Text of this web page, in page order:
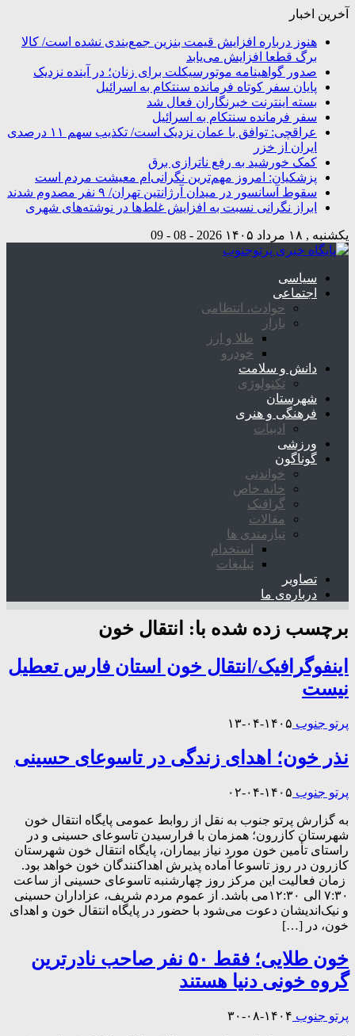
آخرین اخبار
هنوز درباره افزایش قیمت بنزین جمع‌بندی نشده است/ کالا
برگ قطعا افزایش می‌یابد
صدور گواهینامه موتورسیکلت برای زنان؛ در آینده نزدیک
پایان سفر کوتاه فرمانده سنتکام به اسرائیل
بسته اینترنت خبرنگاران فعال شد
سفر فرمانده سنتکام به اسرائیل
عراقچی: توافق با عمان نزدیک است/ تکذیب سهم ۱۱ درصدی
ایران از خزر
کمک خورشید به رفع ناترازی برق
پزشکیان: امروز مهم‌ترین نگرانی‌ام معیشت مردم است
سقوط آسانسور در میدان آرژانتین تهران/ ۹ نفر مصدوم شدند
ابراز نگرانی نسبت به افزایش غلط‌ها در نوشته‌های شهری
یکشنبه , ۱۸ مرداد ۱۴۰۵ 2026 - 08 - 09
سیاسی
اجتماعی
حوادث، انتظامی
بازار
طلا و ارز
خودرو
دانش و سلامت
تکنولوژی
شهرستان
فرهنگی و هنری
ادبیات
ورزشی
گوناگون
خواندنی
خانه خاص
گرافیک
مقالات
نیازمندی ها
استخدام
تبلیغات
تصاویر
درباره‌ی ما
برچسب زده شده با:
انتقال خون
اینفوگرافیک/انتقال خون استان فارس تعطیل
نیست
پرتو جنوب ۱۴۰۵-۰۴-۱۳
نذر خون؛ اهدای زندگی در تاسوعای حسینی
پرتو جنوب ۱۴۰۵-۰۴-۰۲
به گزارش پرتو جنوب به نقل از روابط عمومی پایگاه انتقال خون
شهرستان کازرون؛ همزمان با فرارسیدن تاسوعای حسینی و در
راستای تأمین خون مورد نیاز بیماران، پایگاه انتقال خون شهرستان
کازرون در روز تاسوعا آماده پذیرش اهداکنندگان خون خواهد بود.
زمان فعالیت این مرکز روز چهارشنبه تاسوعای حسینی از ساعت
۷:۳۰ الی ۱۲:۳۰می باشد. از عموم مردم شریف، عزاداران حسینی
و نیک‌اندیشان دعوت می‌شود با حضور در پایگاه انتقال خون و اهدای
خون، در […]
خون طلایی؛ فقط ۵۰ نفر صاحب نادرترین
گروه خونی دنیا هستند
پرتو جنوب ۱۴۰۴-۰۸-۳۰